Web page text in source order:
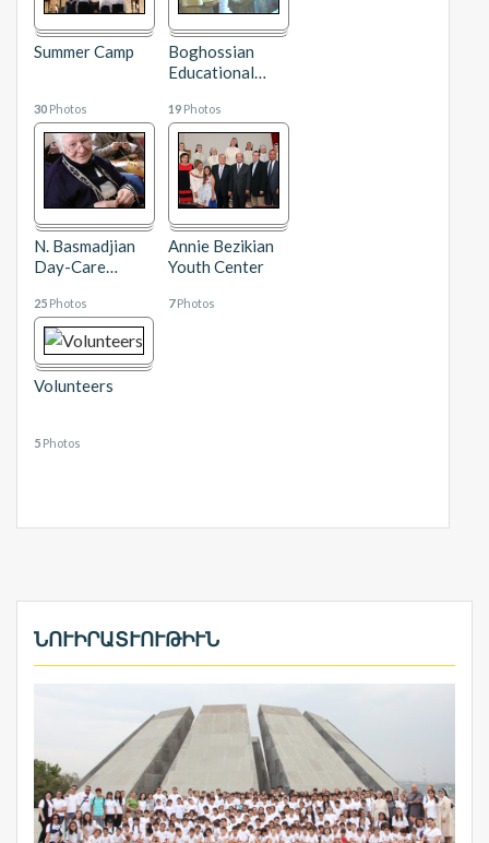
Summer Camp
30 Photos
Boghossian
Educational…
19 Photos
N. Basmadjian
Day-Care…
25 Photos
Annie Bezikian
Youth Center
7Photos
Volunteers
5 Photos
ՆՈՒԻՐԱՏՒՈՒԹԻՒՆ